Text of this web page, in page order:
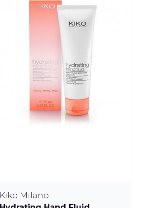
Kiko Milano